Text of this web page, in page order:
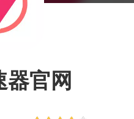
器官网